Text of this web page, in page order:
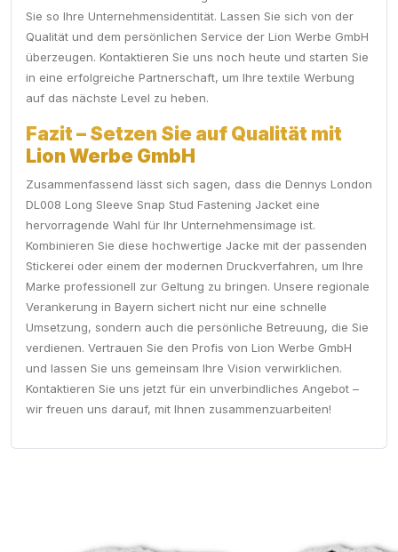
Sie so Ihre Unternehmensidentität. Lassen Sie sich von der
Qualität und dem persönlichen Service der Lion Werbe GmbH
überzeugen. Kontaktieren Sie uns noch heute und starten Sie
in eine erfolgreiche Partnerschaft, um Ihre textile Werbung
auf das nächste Level zu heben.
Fazit – Setzen Sie auf Qualität mit
Lion Werbe GmbH
Zusammenfassend lässt sich sagen, dass die Dennys London
DL008 Long Sleeve Snap Stud Fastening Jacket eine
hervorragende Wahl für Ihr Unternehmensimage ist.
Kombinieren Sie diese hochwertige Jacke mit der passenden
Stickerei oder einem der modernen Druckverfahren, um Ihre
Marke professionell zur Geltung zu bringen. Unsere regionale
Verankerung in Bayern sichert nicht nur eine schnelle
Umsetzung, sondern auch die persönliche Betreuung, die Sie
verdienen. Vertrauen Sie den Profis von Lion Werbe GmbH
und lassen Sie uns gemeinsam Ihre Vision verwirklichen.
Kontaktieren Sie uns jetzt für ein unverbindliches Angebot –
wir freuen uns darauf, mit Ihnen zusammenzuarbeiten!